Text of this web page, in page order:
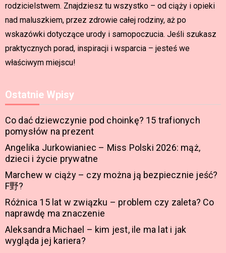
rodzicielstwem. Znajdziesz tu wszystko – od ciąży i opieki
nad maluszkiem, przez zdrowie całej rodziny, aż po
wskazówki dotyczące urody i samopoczucia. Jeśli szukasz
praktycznych porad, inspiracji i wsparcia – jesteś we
właściwym miejscu!
Ostatnie Wpisy
Co dać dziewczynie pod choinkę? 15 trafionych
pomysłów na prezent
Angelika Jurkowianiec – Miss Polski 2026: mąż,
dzieci i życie prywatne
Marchew w ciąży – czy można ją bezpiecznie jeść?
F野?
Różnica 15 lat w związku – problem czy zaleta? Co
naprawdę ma znaczenie
Aleksandra Michael – kim jest, ile ma lat i jak
wygląda jej kariera?